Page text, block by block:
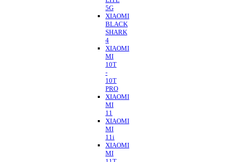
5G
XIAOMI
BLACK
SHARK
4
XIAOMI
MI
10T
-
10T
PRO
XIAOMI
MI
11
XIAOMI
MI
11i
XIAOMI
MI